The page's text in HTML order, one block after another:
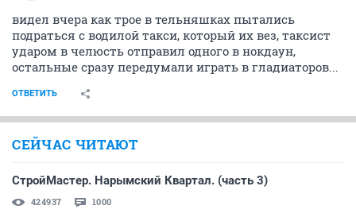
видел вчера как трое в тельняшках пытались
подраться с водилой такси, который их вез, таксист
ударом в челюсть отправил одного в нокдаун,
остальные сразу передумали играть в гладиаторов...
ОТВЕТИТЬ
СЕЙЧАС ЧИТАЮТ
СтройМастер. Нарымский Квартал. (часть 3)
424937 1000